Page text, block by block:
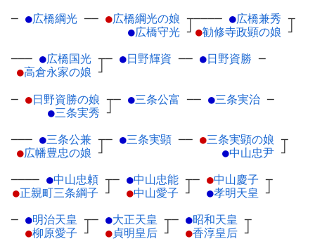
─ ●広橋綱光 ── ●広橋綱光の娘 ┬
●広橋守光 ┘
──── ●広橋兼秀 ┬
●勧修寺政顕の娘 ┘
─── ●広橋国光 ┬
●高倉永家の娘 ┘
─ ●日野輝資 ── ●日野資勝 ─
─ ●日野資勝の娘 ┬
●三条実秀 ┘
─ ●三条公富 ── ●三条実治 ─
─── ●三条公兼 ┬
●広幡豊忠の娘 ┘
─ ●三条実顕 ── ●三条実顕の娘 ┬
●中山忠尹 ┘
──── ●中山忠頼 ┬
●正親町三条綱子 ┘
─ ●中山忠能 ┬
●中山愛子 ┘
─ ●中山慶子 ┬
●孝明天皇 ┘
─ ●明治天皇 ┬
●柳原愛子 ┘
─ ●大正天皇 ┬
●貞明皇后 ┘
─ ●昭和天皇 ┬
●香淳皇后 ┘